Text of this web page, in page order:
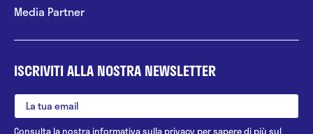
Media Partner
ISCRIVITI ALLA NOSTRA NEWSLETTER
Consulta la nostrainformativa sulla privacy per sapere di più sul